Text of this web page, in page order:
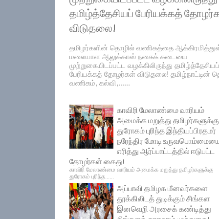
தமிழ்த்தேசியப் பேரியக்கத்
விடுதலை!
தமிழர்களின் தொழில் வணிகத்தை
மலையாள ஆலுக்காஸ் நகைக் கடையை
முற்றுகையிடப்பட்ட வழக்கிலிருந்து தமிழ்த்தேசியப்
பேரியக்கத் தோழர்கள் விடுதலை! தமிழ்நாட்டின்
வணிகம், கல்வி,......
காவிரி மேலாண்மை வாரியம்
அமைக்க மறுத்து தமிழர்களுக்கு
துரோகம் புரிந்த இந்தியப்பிரதமர்
நரேந்திர மோடி
எரித்து ஆர்ப்பாட்டத்தில் ஈடுபட்ட
தோழர்கள் கைது!
காவிரி மேலாண்மை வாரியம் அமைக்க மறுத்து தமிழர்களுக்கு
துரோகம் புரிந்த......
அப்பாவி தமிழக மீனவர்களை
தூக்கிலிடத் துடிக்கும் சிங்கள
இனவெறி அரசைக் கண்டித்து